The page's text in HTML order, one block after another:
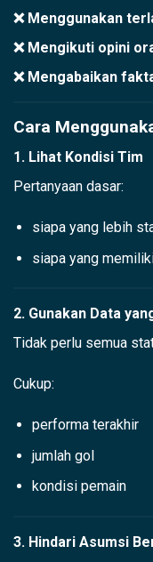
❌ Menggunakan
❌ Mengikuti opini
❌ Mengabaikan
Cara
1. Lihat Kondisi Tim
Pertanyaan dasar:
siapa yang lebih
siapa yang
2. Gunakan Data
Tidak perlu semua
Cukup:
performa terakhir
jumlah gol
kondisi pemain
3. Hindari Asumsi